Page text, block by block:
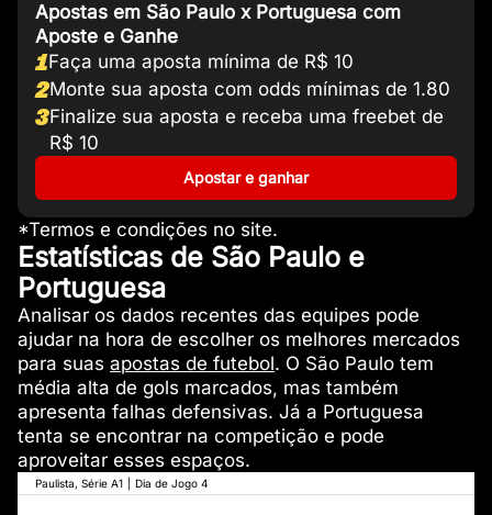
Apostas em São Paulo x Portuguesa com
Aposte e Ganhe
1Faça uma aposta mínima de R$ 10
2Monte sua aposta com odds mínimas de 1.80
3Finalize sua aposta e receba uma freebet de
R$ 10
Apostar e ganhar
*Termos e condições no site.
Estatísticas de São Paulo e
Portuguesa
Analisar os dados recentes das equipes pode
ajudar na hora de escolher os melhores mercados
para suas apostas de futebol. O São Paulo tem
média alta de gols marcados, mas também
apresenta falhas defensivas. Já a Portuguesa
tenta se encontrar na competição e pode
aproveitar esses espaços.
Paulista, Série A1 Dia de Jogo 4